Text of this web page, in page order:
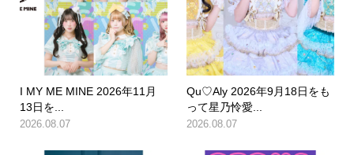
I MY ME MINE 2026年11月
13日を...
2026.08.07
Qu♡Aly 2026年9月18日をも
って星乃怜愛...
2026.08.07